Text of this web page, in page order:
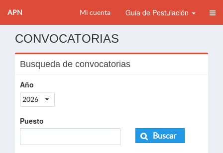
APN Mi cuenta Guia de Postulación
CONVOCATORIAS
Busqueda de convocatorias
Año
2026
Puesto
Buscar